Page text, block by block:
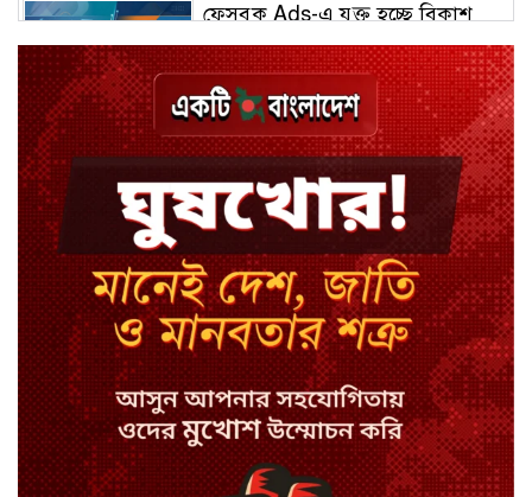
ফেসবুক Ads-এ যুক্ত হচ্ছে বিকাশ
বিয়ে ভাঙার গুঞ্জনে মুখ খুললেন রণজয়
কেন লিভারপুল ছেড়ে তুরস্কের ক্লাবে
সালাহ
কপিল শর্মার অডিশনে বাদ পড়ার সেই
গল্প
যুক্তরাজ্যে সামাজিকমাধ্যমের কারফিউ
মানছে না কিশোররা